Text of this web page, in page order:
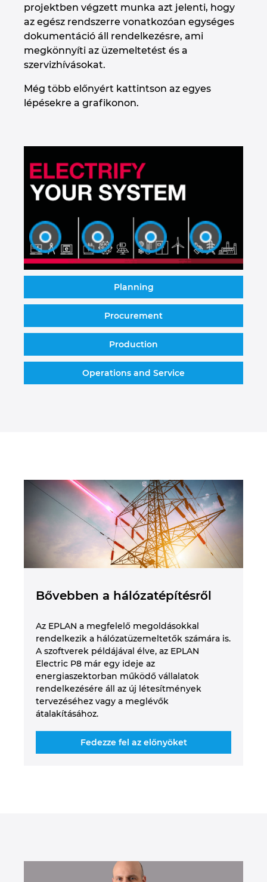
projektben végzett munka azt jelenti, hogy
az egész rendszerre vonatkozóan egységes
dokumentáció áll rendelkezésre, ami
megkönnyíti az üzemeltetést és a
szervizhívásokat.
Még több előnyért kattintson az egyes
lépésekre a grafikonon.
Planning
Procurement
Production
Operations and Service
Bővebben a hálózatépítésről
Az EPLAN a megfelelő megoldásokkal
rendelkezik a hálózatüzemeltetők számára is.
A szoftverek példájával élve, az EPLAN
Electric P8 már egy ideje az
energiaszektorban működő vállalatok
rendelkezésére áll az új létesítmények
tervezéséhez vagy a meglévők
átalakításához.
Fedezze fel az előnyöket